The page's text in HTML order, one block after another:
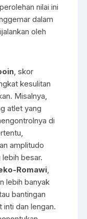
nilai ini
dalam
oleh
, skor
kesulitan
Misalnya,
atlet yang
di
amplitudo
besar.
Romawi,
lebih banyak
bantingan
inti dan lengan.